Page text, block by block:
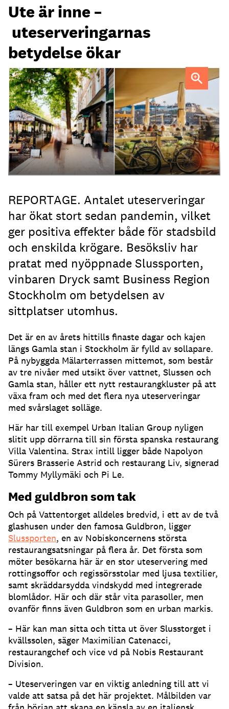
Ute är inne –
uteserveringarnas
betydelse ökar
Uteservering på Dryck vinbar samt Slussporten.FOTO:
Samuel Unéus
REPORTAGE. Antalet uteserveringar
har ökat stort sedan pandemin, vilket
ger positiva effekter både för stadsbild
och enskilda krögare. Besöksliv har
pratat med nyöppnade Slussporten,
vinbaren Dryck samt Business Region
Stockholm om betydelsen av
sittplatser utomhus.
Det är en av årets hittills finaste dagar och kajen
längs Gamla stan i Stockholm är fylld av sollapare.
På nybyggda Mälarterrassen mittemot, som består
av tre nivåer med utsikt över vattnet, Slussen och
Gamla stan, håller ett nytt restaurangkluster på att
växa fram och med det flera nya uteserveringar
med svårslaget solläge.
Här har till exempel Urban Italian Group nyligen
slitit upp dörrarna till sin första spanska restaurang
Villa Valentina. Strax intill ligger både Napolyon
Sürers Brasserie Astrid och restaurang Liv, signerad
Tommy Myllymäki och Pi Le.
Med guldbron som tak
Och på Vattentorget alldeles bredvid, i ett av de två
glashusen under den famosa Guldbron, ligger
Slussporten, en av Nobiskoncernens största
restaurangsatsningar på flera år. Det första som
möter besökarna här är en stor uteservering med
rottingsoffor och regissörsstolar med ljusa textilier,
samt skräddarsydda vindskydd med integrerade
blomlådor. Här och där står vita parasoller, men
ovanför finns även Guldbron som en urban markis.
– Här kan man sitta och titta ut över Slusstorget i
kvällssolen, säger Maximilian Catenacci,
restaurangchef och vice vd på Nobis Restaurant
Division.
– Uteserveringen var en viktig anledning till att vi
valde att satsa på det här projektet. Målbilden var